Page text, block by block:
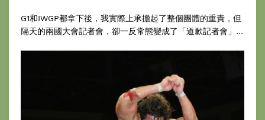
G1和IWGP都拿下後，我實際上承擔起了整個團體的重責，但
隔天的兩國大會記者會，卻一反常態變成了「道歉記者會」…